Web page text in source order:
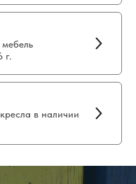
г.
в наличии